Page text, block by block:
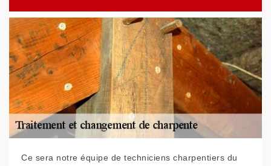
Ce sera notre équipe de techniciens charpentiers du